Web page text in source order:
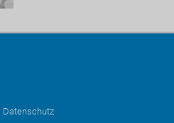
Datenschutz